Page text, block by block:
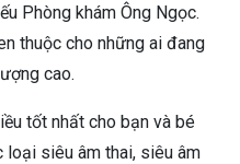
Phòng khám Ông Ngọc.
thuộc cho những ai đang
cao.
tốt nhất cho bạn và bé
loại siêu âm thai, siêu âm